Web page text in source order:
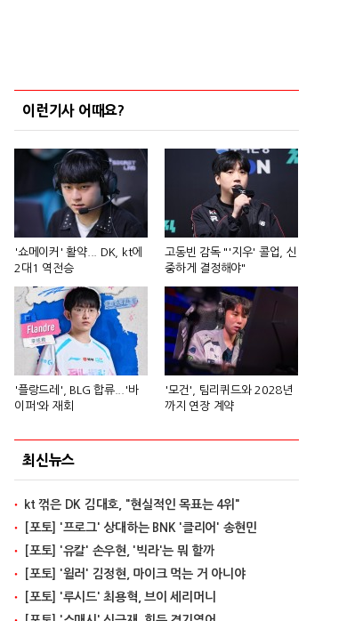
이런기사 어때요?
'쇼메이커' 활약... DK, kt에
2대1 역전승
고동빈 감독 "'지우' 콜업, 신
중하게 결정해야"
'플랑드레', BLG 합류...'바
이퍼'와 재회
'모건', 팀리퀴드와 2028년
까지 연장 계약
최신뉴스
kt 꺾은 DK 김대호, "현실적인 목표는 4위"
[포토] '프로그' 상대하는 BNK '클리어' 송현민
[포토] '유칼' 손우현, '빅라'는 뭐 할까
[포토] '윌러' 김정현, 마이크 먹는 거 아니야
[포토] '루시드' 최용혁, 브이 세리머니